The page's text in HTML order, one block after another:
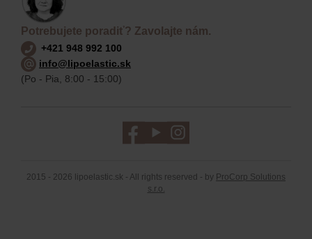
Potrebujete poradiť? Zavolajte nám.
+421 948 992 100
info@lipoelastic.sk
(Po - Pia, 8:00 - 15:00)
2015 - 2026 lipoelastic.sk - All rights reserved - by ProCorp Solutions
s.r.o.